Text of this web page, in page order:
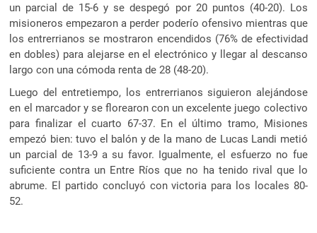
un parcial de 15-6 y se despegó por 20 puntos (40-20). Los
misioneros empezaron a perder poderío ofensivo mientras que
los entrerrianos se mostraron encendidos (76% de efectividad
en dobles) para alejarse en el electrónico y llegar al descanso
largo con una cómoda renta de 28 (48-20).
Luego del entretiempo, los entrerrianos siguieron alejándose
en el marcador y se florearon con un excelente juego colectivo
para finalizar el cuarto 67-37. En el último tramo, Misiones
empezó bien: tuvo el balón y de la mano de Lucas Landi metió
un parcial de 13-9 a su favor. Igualmente, el esfuerzo no fue
suficiente contra un Entre Ríos que no ha tenido rival que lo
abrume. El partido concluyó con victoria para los locales 80-
52.